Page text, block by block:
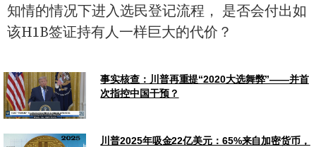
知情的情况下进入选民登记流程， 是否会付出如
该H1B签证持有人一样巨大的代价？
事实核查：川普再重提“2020大选舞弊”——并首
次指控中国干预？
川普2025年吸金22亿美元：65%来自加密货币，